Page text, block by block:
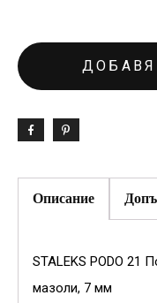
Описание
STALEKS PODO 21
мазоли, 7 мм